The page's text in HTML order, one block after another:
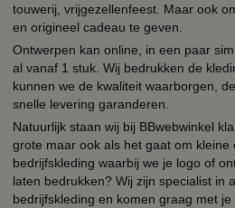
touwerij, vrijgezellenfeest. Maar ook
en origineel cadeau te geven.
Ontwerpen kan online, in een paar
al vanaf 1 stuk. Wij bedrukken de
kunnen we de kwaliteit waarborgen,
snelle levering garanderen.
Natuurlijk staan wij bij BBwebwinkel
grote maar ook als het gaat om kleine
bedrijfskleding waarbij we je logo of
laten bedrukken? Wij zijn specialist in
bedrijfskleding en komen graag met